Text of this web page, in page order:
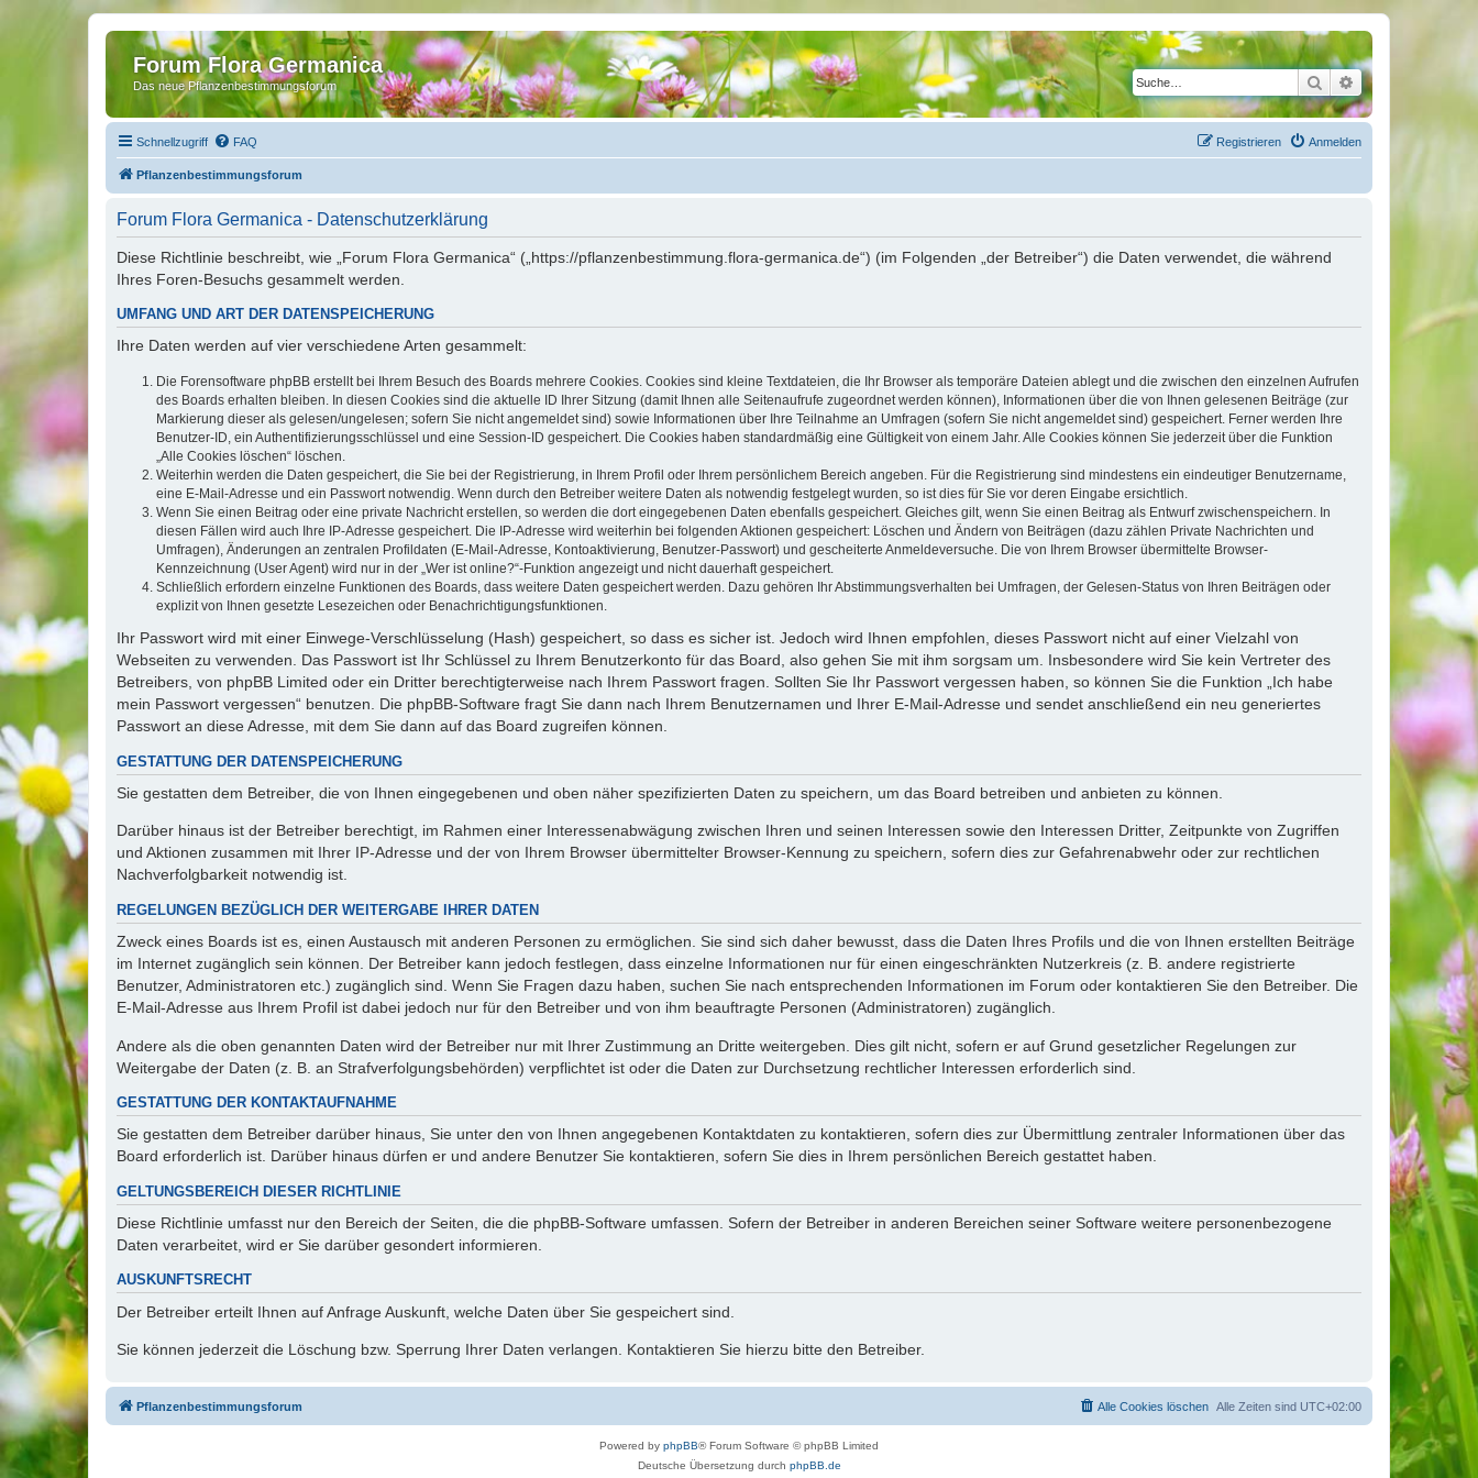
Forum Flora Germanica
Das neue Pflanzenbestimmungsforum SucheErweiterte Suche
Schnellzugriff FAQ Anmelden
Registrieren
Pflanzenbestimmungsforum
Forum Flora Germanica - Datenschutzerklärung
Diese Richtlinie beschreibt, wie „Forum Flora Germanica“ („https://pflanzenbestimmung.flora-germanica.de“) (im Folgenden „der Betreiber“) die Daten verwendet, die während
Ihres Foren-Besuchs gesammelt werden.
UMFANG UND ART DER DATENSPEICHERUNG
Ihre Daten werden auf vier verschiedene Arten gesammelt:
Die Forensoftware phpBB erstellt bei Ihrem Besuch des Boards mehrere Cookies. Cookies sind kleine Textdateien, die Ihr Browser als temporäre Dateien ablegt und die zwischen den einzelnen Aufrufen
des Boards erhalten bleiben. In diesen Cookies sind die aktuelle ID Ihrer Sitzung (damit Ihnen alle Seitenaufrufe zugeordnet werden können), Informationen über die von Ihnen gelesenen Beiträge (zur
Markierung dieser als gelesen/ungelesen; sofern Sie nicht angemeldet sind) sowie Informationen über Ihre Teilnahme an Umfragen (sofern Sie nicht angemeldet sind) gespeichert. Ferner werden Ihre
Benutzer-ID, ein Authentifizierungsschlüssel und eine Session-ID gespeichert. Die Cookies haben standardmäßig eine Gültigkeit von einem Jahr. Alle Cookies können Sie jederzeit über die Funktion
„Alle Cookies löschen“ löschen.
Weiterhin werden die Daten gespeichert, die Sie bei der Registrierung, in Ihrem Profil oder Ihrem persönlichem Bereich angeben. Für die Registrierung sind mindestens ein eindeutiger Benutzername,
eine E-Mail-Adresse und ein Passwort notwendig. Wenn durch den Betreiber weitere Daten als notwendig festgelegt wurden, so ist dies für Sie vor deren Eingabe ersichtlich.
Wenn Sie einen Beitrag oder eine private Nachricht erstellen, so werden die dort eingegebenen Daten ebenfalls gespeichert. Gleiches gilt, wenn Sie einen Beitrag als Entwurf zwischenspeichern. In
diesen Fällen wird auch Ihre IP-Adresse gespeichert. Die IP-Adresse wird weiterhin bei folgenden Aktionen gespeichert: Löschen und Ändern von Beiträgen (dazu zählen Private Nachrichten und
Umfragen), Änderungen an zentralen Profildaten (E-Mail-Adresse, Kontoaktivierung, Benutzer-Passwort) und gescheiterte Anmeldeversuche. Die von Ihrem Browser übermittelte Browser-
Kennzeichnung (User Agent) wird nur in der „Wer ist online?“-Funktion angezeigt und nicht dauerhaft gespeichert.
Schließlich erfordern einzelne Funktionen des Boards, dass weitere Daten gespeichert werden. Dazu gehören Ihr Abstimmungsverhalten bei Umfragen, der Gelesen-Status von Ihren Beiträgen oder
explizit von Ihnen gesetzte Lesezeichen oder Benachrichtigungsfunktionen.
Ihr Passwort wird mit einer Einwege-Verschlüsselung (Hash) gespeichert, so dass es sicher ist. Jedoch wird Ihnen empfohlen, dieses Passwort nicht auf einer Vielzahl von
Webseiten zu verwenden. Das Passwort ist Ihr Schlüssel zu Ihrem Benutzerkonto für das Board, also gehen Sie mit ihm sorgsam um. Insbesondere wird Sie kein Vertreter des
Betreibers, von phpBB Limited oder ein Dritter berechtigterweise nach Ihrem Passwort fragen. Sollten Sie Ihr Passwort vergessen haben, so können Sie die Funktion „Ich habe
mein Passwort vergessen“ benutzen. Die phpBB-Software fragt Sie dann nach Ihrem Benutzernamen und Ihrer E-Mail-Adresse und sendet anschließend ein neu generiertes
Passwort an diese Adresse, mit dem Sie dann auf das Board zugreifen können.
GESTATTUNG DER DATENSPEICHERUNG
Sie gestatten dem Betreiber, die von Ihnen eingegebenen und oben näher spezifizierten Daten zu speichern, um das Board betreiben und anbieten zu können.
Darüber hinaus ist der Betreiber berechtigt, im Rahmen einer Interessenabwägung zwischen Ihren und seinen Interessen sowie den Interessen Dritter, Zeitpunkte von Zugriffen
und Aktionen zusammen mit Ihrer IP-Adresse und der von Ihrem Browser übermittelter Browser-Kennung zu speichern, sofern dies zur Gefahrenabwehr oder zur rechtlichen
Nachverfolgbarkeit notwendig ist.
REGELUNGEN BEZÜGLICH DER WEITERGABE IHRER DATEN
Zweck eines Boards ist es, einen Austausch mit anderen Personen zu ermöglichen. Sie sind sich daher bewusst, dass die Daten Ihres Profils und die von Ihnen erstellten Beiträge
im Internet zugänglich sein können. Der Betreiber kann jedoch festlegen, dass einzelne Informationen nur für einen eingeschränkten Nutzerkreis (z. B. andere registrierte
Benutzer, Administratoren etc.) zugänglich sind. Wenn Sie Fragen dazu haben, suchen Sie nach entsprechenden Informationen im Forum oder kontaktieren Sie den Betreiber. Die
E-Mail-Adresse aus Ihrem Profil ist dabei jedoch nur für den Betreiber und von ihm beauftragte Personen (Administratoren) zugänglich.
Andere als die oben genannten Daten wird der Betreiber nur mit Ihrer Zustimmung an Dritte weitergeben. Dies gilt nicht, sofern er auf Grund gesetzlicher Regelungen zur
Weitergabe der Daten (z. B. an Strafverfolgungsbehörden) verpflichtet ist oder die Daten zur Durchsetzung rechtlicher Interessen erforderlich sind.
GESTATTUNG DER KONTAKTAUFNAHME
Sie gestatten dem Betreiber darüber hinaus, Sie unter den von Ihnen angegebenen Kontaktdaten zu kontaktieren, sofern dies zur Übermittlung zentraler Informationen über das
Board erforderlich ist. Darüber hinaus dürfen er und andere Benutzer Sie kontaktieren, sofern Sie dies in Ihrem persönlichen Bereich gestattet haben.
GELTUNGSBEREICH DIESER RICHTLINIE
Diese Richtlinie umfasst nur den Bereich der Seiten, die die phpBB-Software umfassen. Sofern der Betreiber in anderen Bereichen seiner Software weitere personenbezogene
Daten verarbeitet, wird er Sie darüber gesondert informieren.
AUSKUNFTSRECHT
Der Betreiber erteilt Ihnen auf Anfrage Auskunft, welche Daten über Sie gespeichert sind.
Sie können jederzeit die Löschung bzw. Sperrung Ihrer Daten verlangen. Kontaktieren Sie hierzu bitte den Betreiber.
Pflanzenbestimmungsforum Alle Zeiten sind UTC+02:00
Alle Cookies löschen
Powered by phpBB® Forum Software © phpBB Limited
Deutsche Übersetzung durch phpBB.de